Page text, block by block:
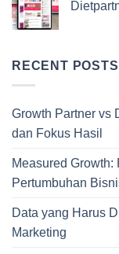
RECENT POSTS
Growth Partner vs
dan Fokus Hasil
Measured
Pertumbuhan
Data yang Harus
Marketing